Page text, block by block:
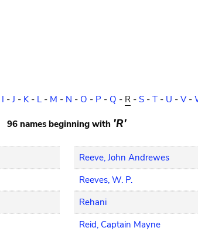
I -J - K- L- M - N - O - P - Q - R- S- T- U - V-
96 names beginning with 'R'
Reeve, John Andrewes
Reeves, W. P.
Rehani
Reid, Captain Mayne